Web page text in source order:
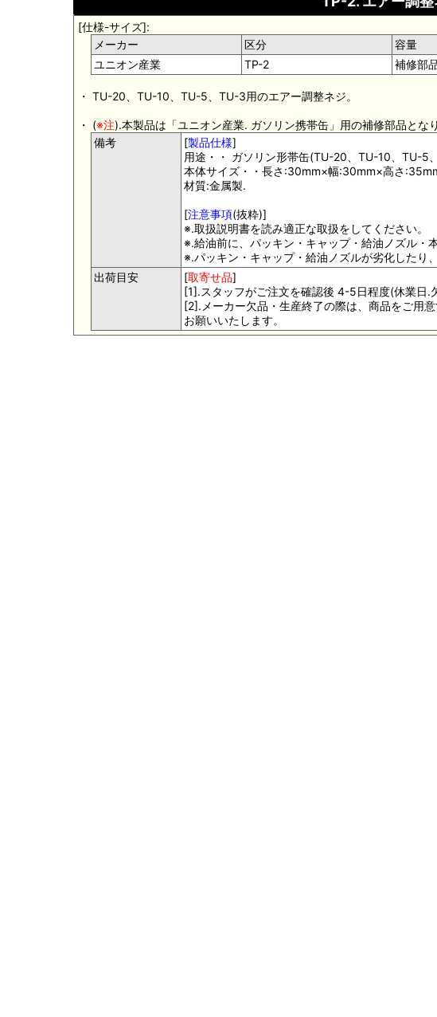
[仕様-サイズ]:
メーカー
区分 容量
ユニオン産業
TP-2 補修部
・ TU-20、TU-10、TU-5、TU-3用のエアー調整ネジ。
・ (※注).本製品は「ユニオン産業. ガソリン携帯缶」用の補修部品となり
備考
[製品仕様]
用途・・ ガソリン形帯缶(TU-20、TU-10、TU-5
本体サイズ・・長さ:30mm×幅:30mm×高さ
材質:金属製.
[注意事項(抜粋)]
※.取扱説明書を読み適正な取扱をしてください。
※.給油前に、パッキン・キャップ・給油ノズル・
※.パッキン・キャップ・給油ノズルが劣化したり
出荷目安
[取寄せ品]
[1].スタッフがご注文を確認後 4-5日程度(休業日.
[2].メーカー欠品・生産終了の際は、商品をご用
お願いいたします。